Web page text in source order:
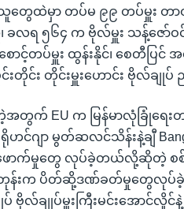
ထဲမှာ တပ်မ ၉၉ တပ်မှူး တာဝ
ခလရ ၅၆၄ က ဗိုလ်မှူး သန့်ဇော်ဝ
ောင့်တပ်မှူး ထွန်းနိုင်၊ စေတီပြ
ပိုင်းတိုင်း တိုင်းမှူးဟောင်း ဗိုလ်ခ
က် EU က မြန်မာလုံခြုံရေးတ
ရိုဟင်ဂျာ မွတ်ဆလင်သိန်းနဲ့ချီ
ောက်မှုတွေ လုပ်ခဲ့တယ်လို့ဆိုတဲ့ စစ်
န်းက ပိတ်ဆို့ဒဏ်ခတ်မှုတွေလုပ်
ပ် ဗိုလ်ချုပ်မှူးကြီးမင်းအောင်လှို